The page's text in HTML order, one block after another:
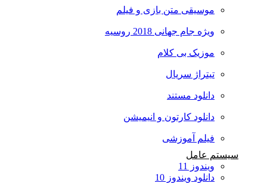
موسیقی متن بازی و فیلم
ویژه جام جهانی 2018 روسیه
موزیک بی کلام
تیتراژ سریال
دانلود مستند
دانلود کارتون و انیمیشن
فیلم آموزشی
سیستم عامل
ویندوز 11
دانلود ویندوز 10